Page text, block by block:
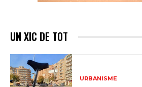
UN XIC DE TOT
URBANISME